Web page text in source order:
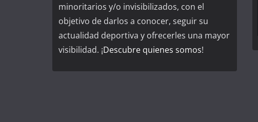
minoritarios y/o invisibilizados, con el
objetivo de darlos a conocer, seguir su
actualidad deportiva y ofrecerles una mayor
visibilidad. ¡Descubre quienes somos!